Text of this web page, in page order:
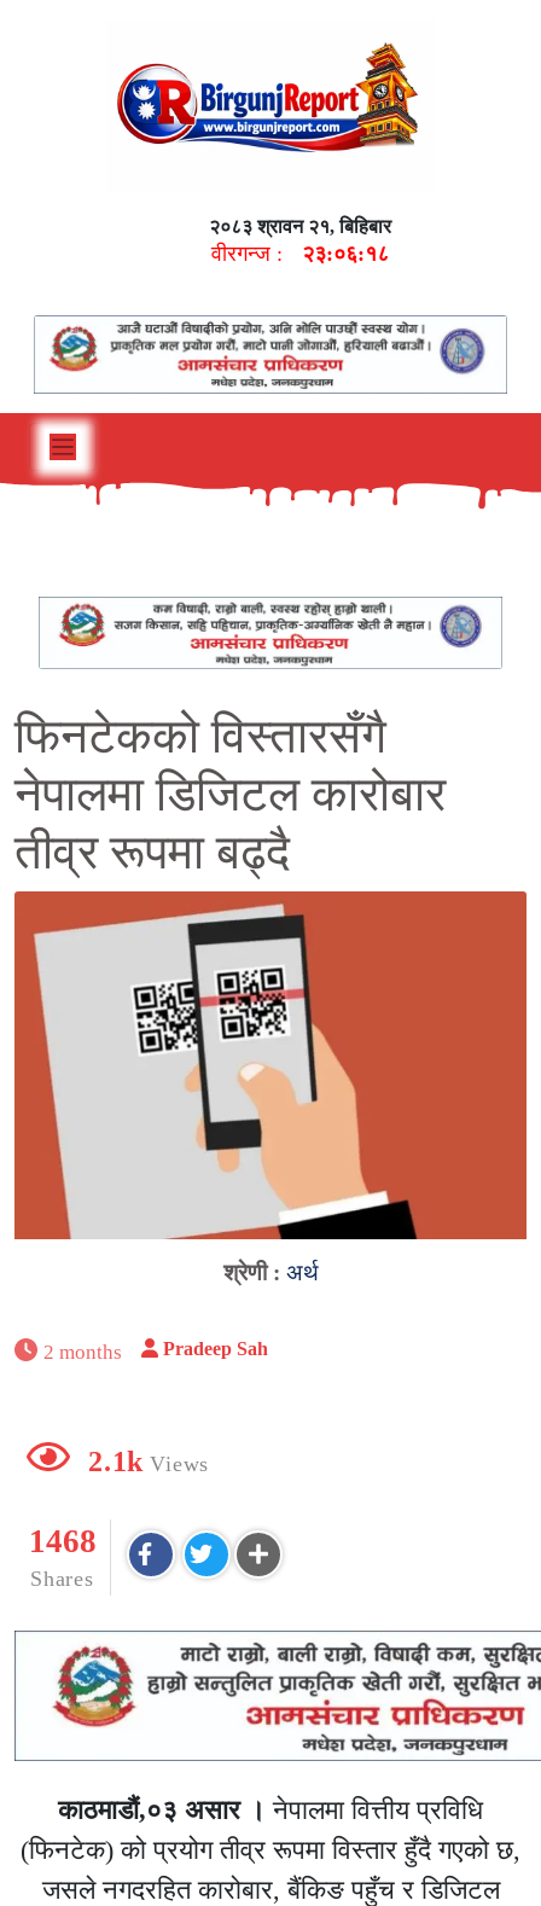
२०८३ श्रावन २१, बिहिबार
वीरगन्ज : २३:०६:१९
फिनटेकको विस्तारसँगै
नेपालमा डिजिटल कारोबार
तीव्र रूपमा बढ्दै
श्रेणी : अर्थ
2 months Pradeep Sah
2.1k Views
1468
Shares
काठमाडौं,०३ असार । नेपालमा वित्तीय प्रविधि
(फिनटेक) को प्रयोग तीव्र रूपमा विस्तार हुँदै गएको छ,
जसले नगदरहित कारोबार, बैंकिङ पहुँच र डिजिटल